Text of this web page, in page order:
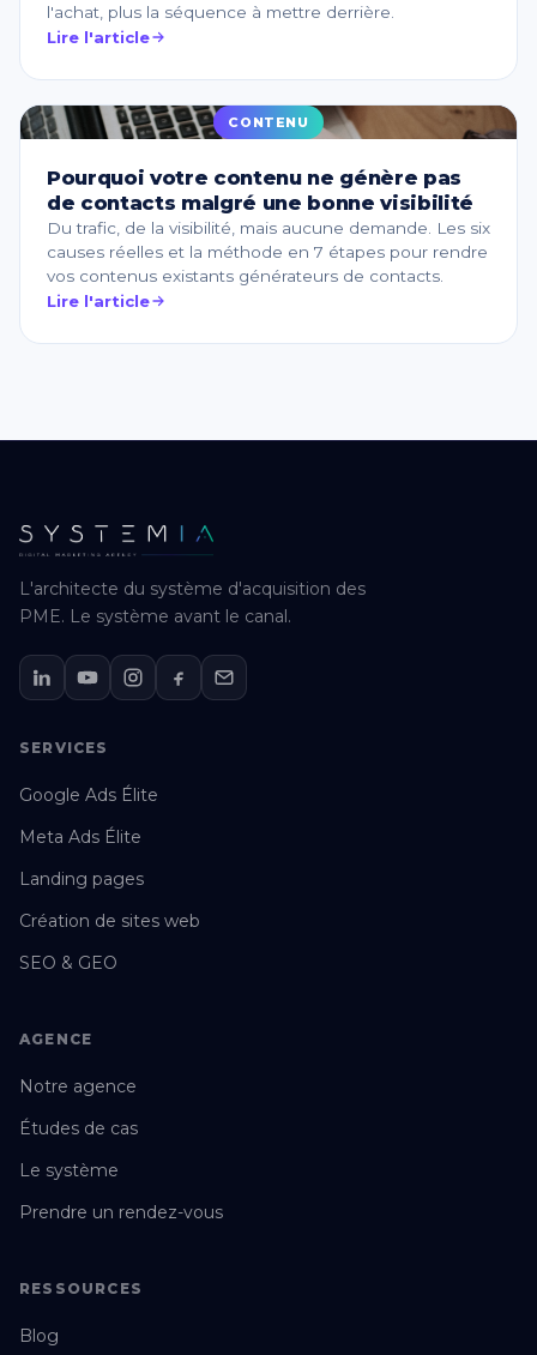
l'achat, plus la séquence à mettre derrière.
Lire l'article
CONTENU
Pourquoi votre contenu ne génère pas
de contacts malgré une bonne visibilité
Du trafic, de la visibilité, mais aucune demande. Les six
causes réelles et la méthode en 7 étapes pour rendre
vos contenus existants générateurs de contacts.
Lire l'article
L'architecte du système d'acquisition des
PME. Le système avant le canal.
SERVICES
Google Ads Élite
Meta Ads Élite
Landing pages
Création de sites web
SEO & GEO
AGENCE
Notre agence
Études de cas
Le système
Prendre un rendez-vous
RESSOURCES
Blog